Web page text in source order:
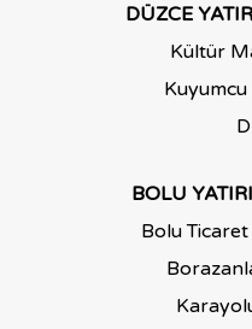
DÜZCE
Kültür
BOLU
Bolu Ticaret